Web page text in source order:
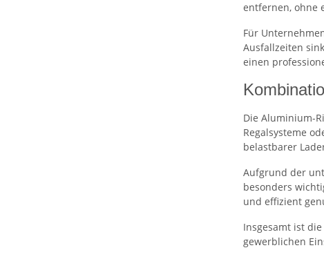
entfernen, ohne
Für
Ausfallzeiten
einen
Die Aluminium-
Regalsysteme
belastbarer
Aufgrund der
besonders
und effizient
Insgesamt ist
gewerblichen